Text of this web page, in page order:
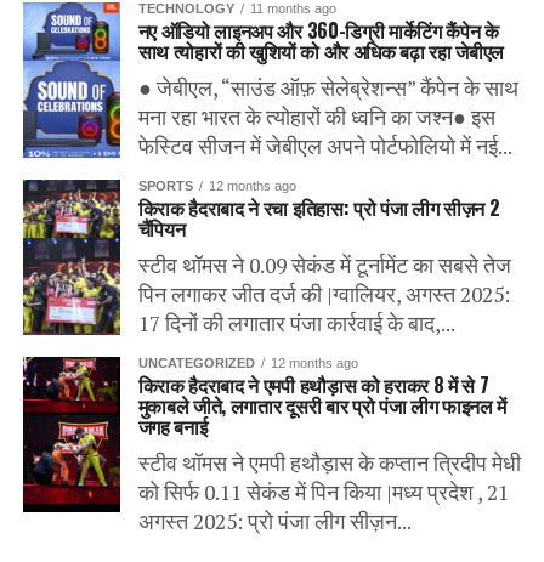
TECHNOLOGY 11 months ago
नए ऑडियो लाइनअप और 360-डिग्री मार्केटिंग कैंपेन के
साथ त्योहारों की खुशियों को और अधिक बढ़ा रहा जेबीएल
● जेबीएल, “साउंड ऑफ़ सेलेब्रेशन्स” कैंपेन के साथ
मना रहा भारत के त्योहारों की ध्वनि का जश्न● इस
फेस्टिव सीजन में जेबीएल अपने पोर्टफोलियो में नई...
SPORTS 12 months ago
किराक हैदराबाद ने रचा इतिहास: प्रो पंजा लीग सीज़न 2
चैंपियन
स्टीव थॉमस ने 0.09 सेकंड में टूर्नामेंट का सबसे तेज
पिन लगाकर जीत दर्ज की |ग्वालियर, अगस्त 2025:
17 दिनों की लगातार पंजा कार्रवाई के बाद,...
UNCATEGORIZED 12 months ago
किराक हैदराबाद ने एमपी हथौड़ास को हराकर 8 में से 7
मुकाबले जीते, लगातार दूसरी बार प्रो पंजा लीग फाइनल में
जगह बनाई
स्टीव थॉमस ने एमपी हथौड़ास के कप्तान त्रिदीप मेधी
को सिर्फ 0.11 सेकंड में पिन किया |मध्य प्रदेश , 21
अगस्त 2025: प्रो पंजा लीग सीज़न...